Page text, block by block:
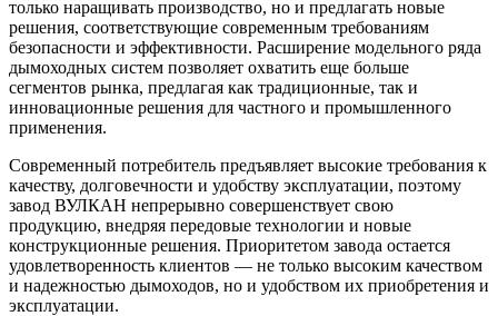
только наращивать производство, но и предлагать новые
решения, соответствующие современным требованиям
безопасности и эффективности. Расширение модельного ряда
дымоходных систем позволяет охватить еще больше
сегментов рынка, предлагая как традиционные, так и
инновационные решения для частного и промышленного
применения.
Современный потребитель предъявляет высокие требования к
качеству, долговечности и удобству эксплуатации, поэтому
завод ВУЛКАН непрерывно совершенствует свою
продукцию, внедряя передовые технологии и новые
конструкционные решения. Приоритетом завода остается
удовлетворенность клиентов — не только высоким качеством
и надежностью дымоходов, но и удобством их приобретения и
эксплуатации.